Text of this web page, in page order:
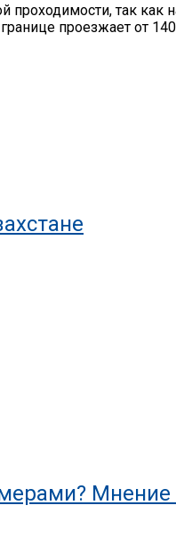
проходимости, так
проезжает от
Мнение